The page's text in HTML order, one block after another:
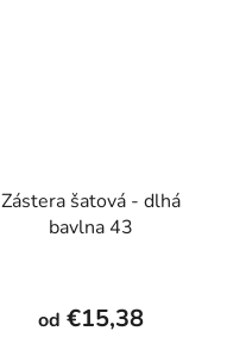
Zástera šatová - dlhá
bavlna 43
od €15,38